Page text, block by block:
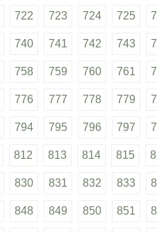
722 723 724 725
740 741 742 743
758 759 760 761
776 777 778 779
794 795 796 797
812 813 814 815
830 831 832 833
848 849 850 851